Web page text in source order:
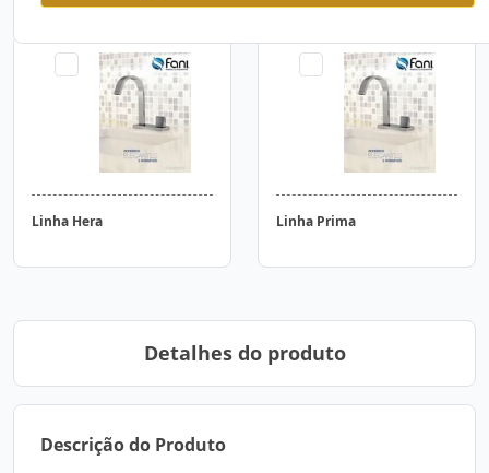
Linha Hera Linha Prima
Detalhes do produto
Descrição do Produto